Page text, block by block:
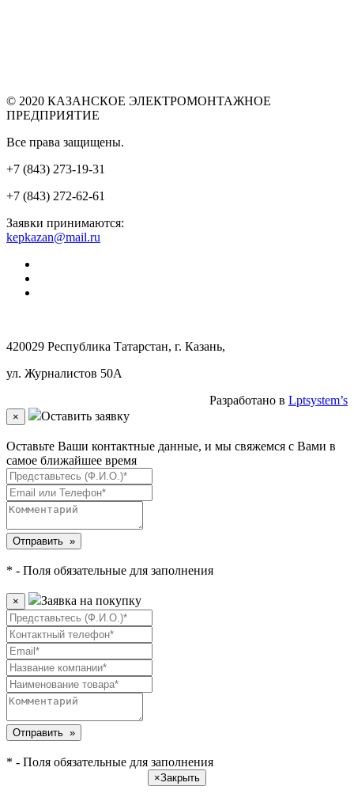
© 2020 КАЗАНСКОЕ ЭЛЕКТРОМОНТАЖНОЕ
ПРЕДПРИЯТИЕ
Все права защищены.
+7 (843) 273-19-31
+7 (843) 272-62-61
Заявки принимаются:
kepkazan@mail.ru
420029 Республика Татарстан, г. Казань,
ул. Журналистов 50А
Разработано в Lptsystem’s
× Оставить заявку
Оставьте Ваши контактные данные, и мы свяжемся с Вами в
самое ближайшее время
* - Поля обязательные для заполнения
× Заявка на покупку
* - Поля обязательные для заполнения
×Закрыть